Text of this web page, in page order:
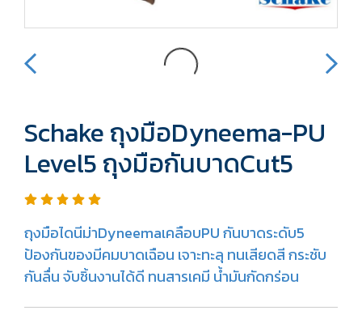
Schake ถุงมือDyneema-PU
Level5 ถุงมือกันบาดCut5
ถุงมือไดนีม่าDyneemaเคลือบPU กันบาดระดับ5
ป้องกันของมีคมบาดเฉือน เจาะทะลุ ทนเสียดสี กระชับ
กันลื่น จับชิ้นงานได้ดี ทนสารเคมี น้ำมันกัดกร่อน